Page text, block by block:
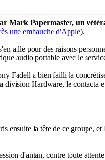
Mark Papermaster, un
une embauche d'Apple).
aille pour des raisons
audio portable avec le
Fadell a bien failli la
Hardware, le contacta
ensuite la tête de ce groupe,
d'antan, contre toute